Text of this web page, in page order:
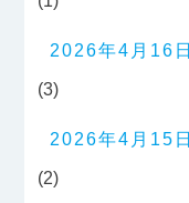
2026年4月16日
(3)
2026年4月15日
(2)